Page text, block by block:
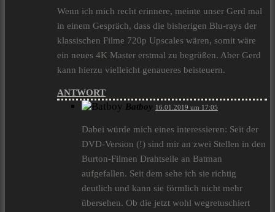
Wenn ich mich recht erinnere, meinte unser Gerd mal
in einem Gespräch, dass die bisherigen Blu-rays der
klassischen Filme 720p Upscales wären, somit wäre
ein neues 4K Master erstmal zu begrüßen. Aber Gerd
kann hierzu vielleicht genaueres beisteuern.
ANTWORT
Batboy 16.01.2019 um 17:05
Dabei würde mich eines interessieren: Seit der
DVD-Version (!) sind mir an zwei Stellen in den
Burton-Filmen Drahtseile an Batman
aufgefallen. Seit dem sehe ich sie richtig
deutlich und kann sie förmlich nicht mehr
übersehen. Ob die jetzt wohl wegretuschiert